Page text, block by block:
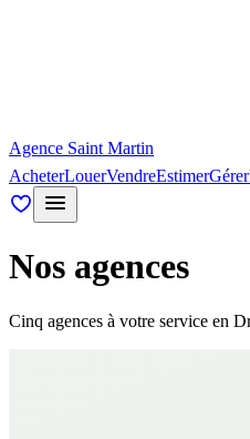
Agence Saint Martin
AcheterLouerVendreEstimerGérer
Nos agences
Cinq agences à votre service en